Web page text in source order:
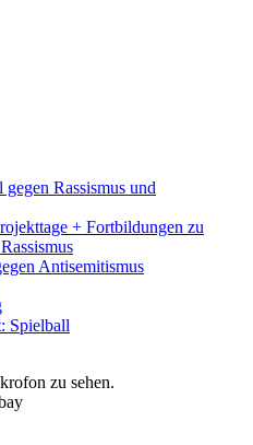
Rassismus und
+ Fortbildungen zu
Antisemitismus
Spielball